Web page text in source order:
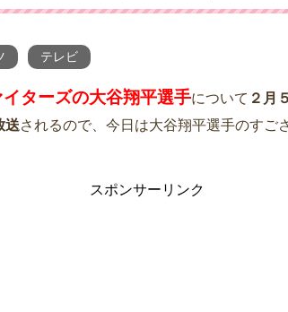
テレビ
ターズの大谷翔平選手について ２月
送されるので、今日は大谷翔平選手のすご
スポンサーリンク